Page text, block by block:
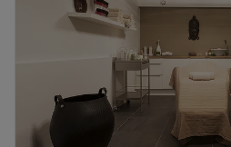
Zaterdag
Zondag
Winks and Wax is een
gelegen is en gemakkelijk te
gespecialiseerd in waxen &